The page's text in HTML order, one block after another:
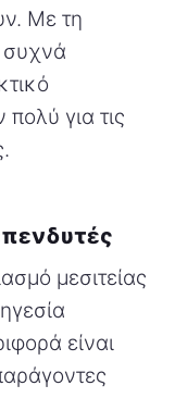
Με τη
συχνά
για τις
μεσιτείας
είναι